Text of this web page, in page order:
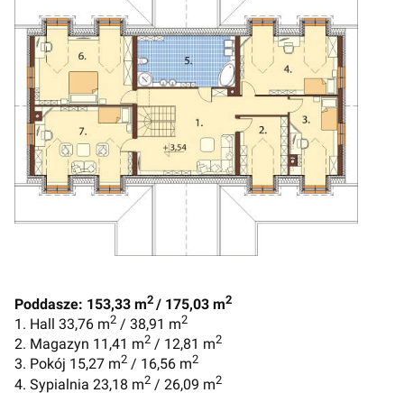
Poddasze: 153,33 m2 / 175,03 m2
1. Hall 33,76 m2 / 38,91 m2
2. Magazyn 11,41 m2 / 12,81 m2
3. Pokój 15,27 m2 / 16,56 m2
4. Sypialnia 23,18 m2 / 26,09 m2